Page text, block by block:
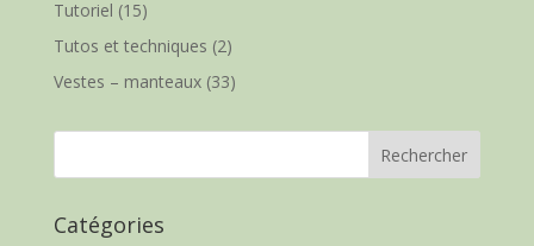
Tutoriel (15)
Tutos et techniques (2)
Vestes – manteaux(33)
Catégories